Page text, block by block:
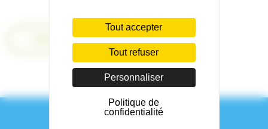
Tout accepter
Tout refuser
Personnaliser
Politique de
confidentialité